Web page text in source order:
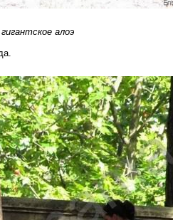
гигантское алоэ